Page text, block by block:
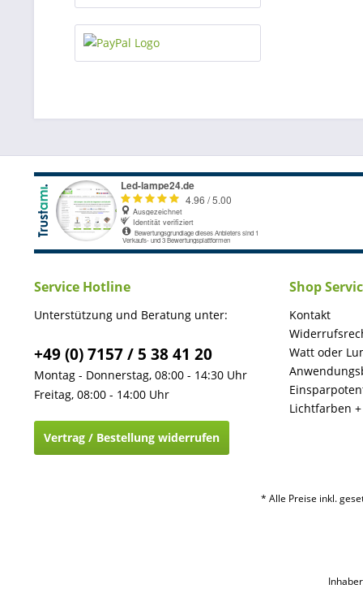
Service Hotline
Unterstützung und Beratung unter:
+49 (0) 7157 / 5 38 41 20
Montag - Donnerstag, 08:00 - 14:30 Uhr
Freitag, 08:00 - 14:00 Uhr
Vertrag / Bestellung widerrufen
Shop
Kontakt
Watt oder
Lichtfarben
* Alle Preise inkl.